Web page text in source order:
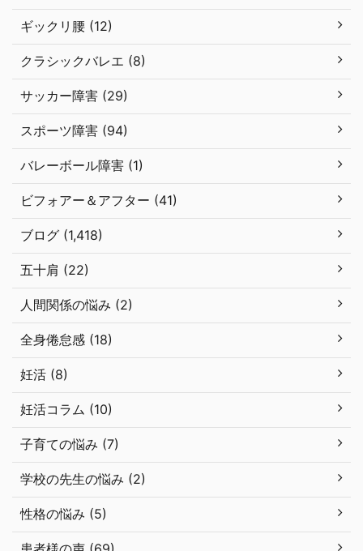
ギックリ腰 (12)
クラシックバレエ (8)
サッカー障害 (29)
スポーツ障害 (94)
バレーボール障害 (1)
ビフォアー＆アフター (41)
ブログ (1,418)
五十肩 (22)
人間関係の悩み (2)
全身倦怠感 (18)
妊活 (8)
妊活コラム (10)
子育ての悩み (7)
学校の先生の悩み (2)
性格の悩み (5)